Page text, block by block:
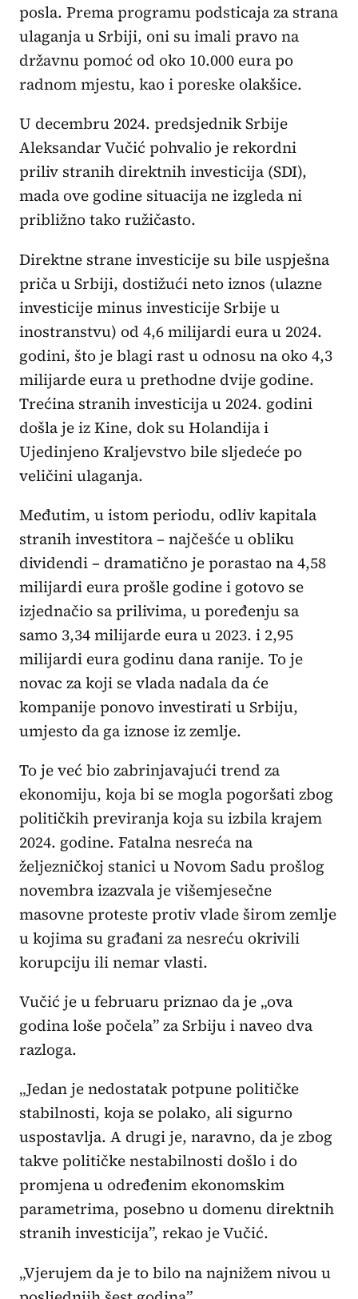
posla. Prema programu podsticaja za strana
ulaganja u Srbiji, oni su imali pravo na
državnu pomoć od oko 10.000 eura po
radnom mjestu, kao i poreske olakšice.
U decembru 2024. predsjednik Srbije
Aleksandar Vučić pohvalio je rekordni
priliv stranih direktnih investicija (SDI),
mada ove godine situacija ne izgleda ni
približno tako ružičasto.
Direktne strane investicije su bile uspješna
priča u Srbiji, dostižući neto iznos (ulazne
investicije minus investicije Srbije u
inostranstvu) od 4,6 milijardi eura u 2024.
godini, što je blagi rast u odnosu na oko 4,3
milijarde eura u prethodne dvije godine.
Trećina stranih investicija u 2024. godini
došla je iz Kine, dok su Holandija i
Ujedinjeno Kraljevstvo bile sljedeće po
veličini ulaganja.
Međutim, u istom periodu, odliv kapitala
stranih investitora – najčešće u obliku
dividendi – dramatično je porastao na 4,58
milijardi eura prošle godine i gotovo se
izjednačio sa prilivima, u poređenju sa
samo 3,34 milijarde eura u 2023. i 2,95
milijardi eura godinu dana ranije. To je
novac za koji se vlada nadala da će
kompanije ponovo investirati u Srbiju,
umjesto da ga iznose iz zemlje.
To je već bio zabrinjavajući trend za
ekonomiju, koja bi se mogla pogoršati zbog
političkih previranja koja su izbila krajem
2024. godine. Fatalna nesreća na
željezničkoj stanici u Novom Sadu prošlog
novembra izazvala je višemjesečne
masovne proteste protiv vlade širom zemlje
u kojima su građani za nesreću okrivili
korupciju ili nemar vlasti.
Vučić je u februaru priznao da je „ova
godina loše počela” za Srbiju i naveo dva
razloga.
„Jedan je nedostatak potpune političke
stabilnosti, koja se polako, ali sigurno
uspostavlja. A drugi je, naravno, da je zbog
takve političke nestabilnosti došlo i do
promjena u određenim ekonomskim
parametrima, posebno u domenu direktnih
stranih investicija”, rekao je Vučić.
„Vjerujem da je to bilo na najnižem nivou u